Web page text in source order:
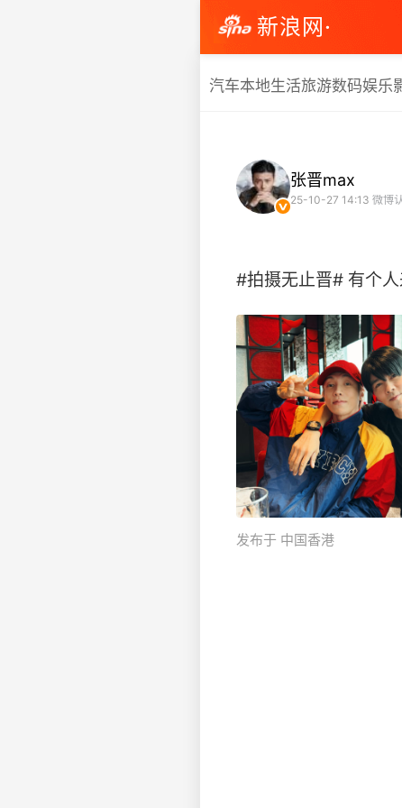
新浪网·
汽车本地生活旅游数码娱乐
张晋max
25-10-27 14:13 微博
#拍摄无止晋# 有个
发布于 中国香港